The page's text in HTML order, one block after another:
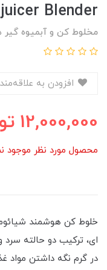
Blender
مخلوط کن و آبمیوه
12,000,000
محصول مورد نظر موجود
در گرم نگه داشتن مواد